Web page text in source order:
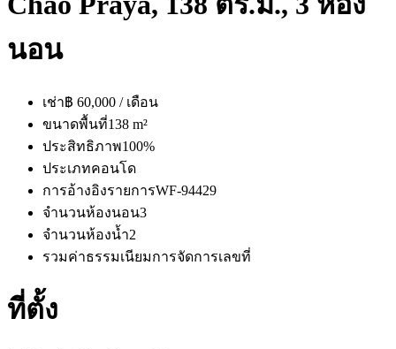
นอน
เช่า฿ 60,000 / เดือน
ขนาดพื้นที่138 m²
ประสิทธิภาพ100%
ประเภทคอนโด
การอ้างอิงรายการWF-94429
จำนวนห้องนอน3
จำนวนห้องน้ำ2
รวมค่าธรรมเนียมการจัดการเลขที่
ที่ตั้ง